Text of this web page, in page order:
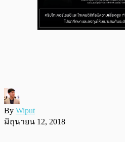
By Wiput
มิถุนายน 12, 2018